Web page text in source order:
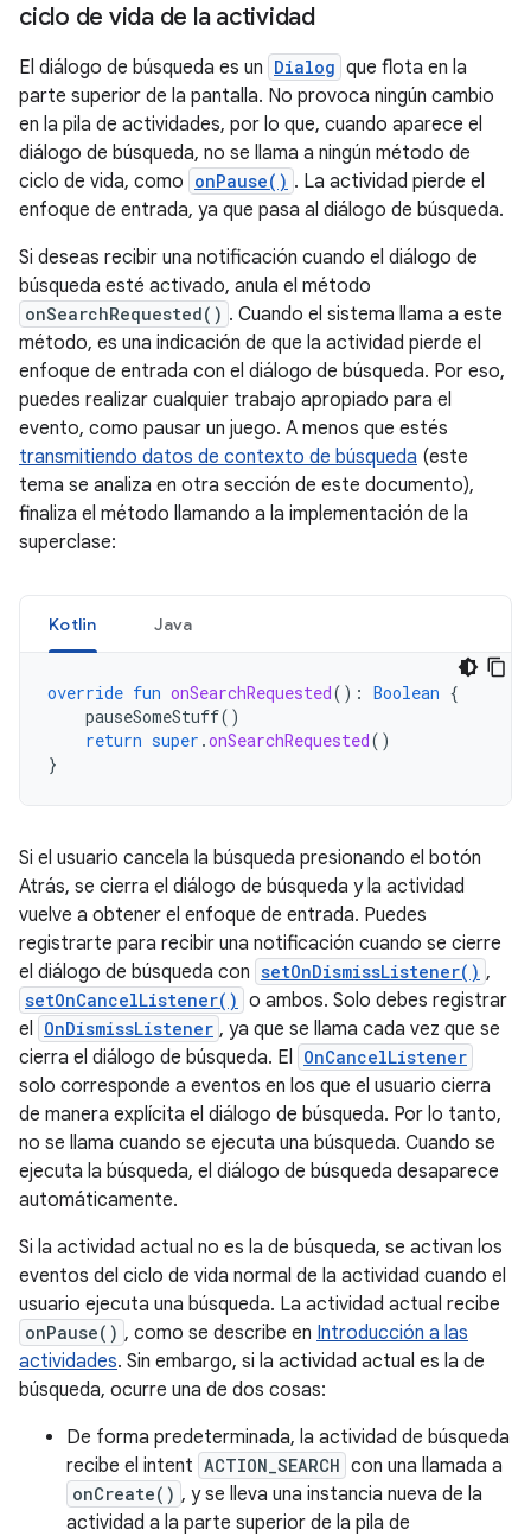
ciclo de vida de la actividad
El diálogo de búsqueda es un Dialog que flota en la
parte superior de la pantalla. No provoca ningún cambio
en la pila de actividades, por lo que, cuando aparece el
diálogo de búsqueda, no se llama a ningún método de
ciclo de vida, como onPause() . La actividad pierde el
enfoque de entrada, ya que pasa al diálogo de búsqueda.
Si deseas recibir una notificación cuando el diálogo de
búsqueda esté activado, anula el método
onSearchRequested() . Cuando el sistema llama a este
método, es una indicación de que la actividad pierde el
enfoque de entrada con el diálogo de búsqueda. Por eso,
puedes realizar cualquier trabajo apropiado para el
evento, como pausar un juego. A menos que estés
transmitiendo datos de contexto de búsqueda (este
tema se analiza en otra sección de este documento),
finaliza el método llamando a la implementación de la
superclase:
Kotlin Java
override fun onSearchRequested(): Boolean {
pauseSomeStuff()
return super .onSearchRequested()
}
Si el usuario cancela la búsqueda presionando el botón
Atrás, se cierra el diálogo de búsqueda y la actividad
vuelve a obtener el enfoque de entrada. Puedes
registrarte para recibir una notificación cuando se cierre
el diálogo de búsqueda con setOnDismissListener() ,
setOnCancelListener() o ambos. Solo debes registrar
el OnDismissListener , ya que se llama cada vez que se
cierra el diálogo de búsqueda. El OnCancelListener
solo corresponde a eventos en los que el usuario cierra
de manera explícita el diálogo de búsqueda. Por lo tanto,
no se llama cuando se ejecuta una búsqueda. Cuando se
ejecuta la búsqueda, el diálogo de búsqueda desaparece
automáticamente.
Si la actividad actual no es la de búsqueda, se activan los
eventos del ciclo de vida normal de la actividad cuando el
usuario ejecuta una búsqueda. La actividad actual recibe
onPause() , como se describe en Introducción a las
actividades. Sin embargo, si la actividad actual es la de
búsqueda, ocurre una de dos cosas:
De forma predeterminada, la actividad de búsqueda
recibe el intent ACTION_SEARCH con una llamada a
onCreate() , y se lleva una instancia nueva de la
actividad a la parte superior de la pila de